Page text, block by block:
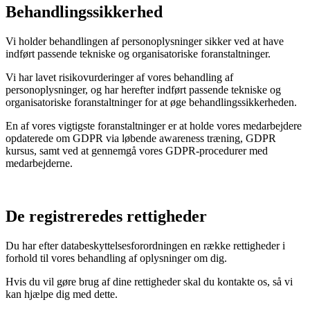
Behandlingssikkerhed
Vi holder behandlingen af personoplysninger sikker ved at have
indført passende tekniske og organisatoriske foranstaltninger.
Vi har lavet risikovurderinger af vores behandling af
personoplysninger, og har herefter indført passende tekniske og
organisatoriske foranstaltninger for at øge behandlingssikkerheden.
En af vores vigtigste foranstaltninger er at holde vores medarbejdere
opdaterede om GDPR via løbende awareness træning, GDPR
kursus, samt ved at gennemgå vores GDPR-procedurer med
medarbejderne.
De registreredes rettigheder
Du har efter databeskyttelsesforordningen en række rettigheder i
forhold til vores behandling af oplysninger om dig.
Hvis du vil gøre brug af dine rettigheder skal du kontakte os, så vi
kan hjælpe dig med dette.